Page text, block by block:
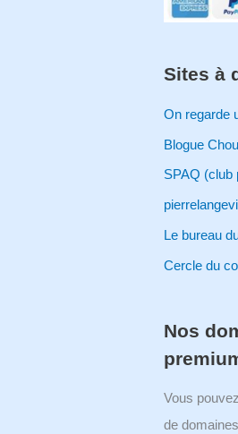
Sites à
On regarde
Blogue
SPAQ (club
Le bureau
Cercle du
Nos
Vous
de